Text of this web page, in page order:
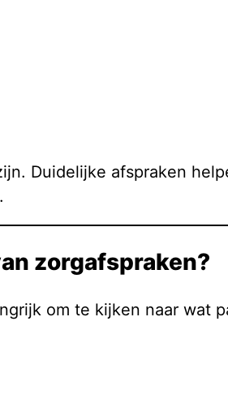
Duidelijke afspraken
zorgafspraken?
om te kijken naar wat